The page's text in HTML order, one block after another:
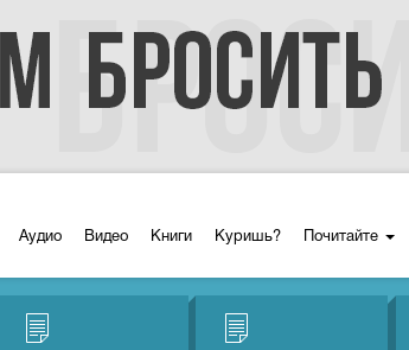
Аудио Видео Книги Куришь? Почитайте